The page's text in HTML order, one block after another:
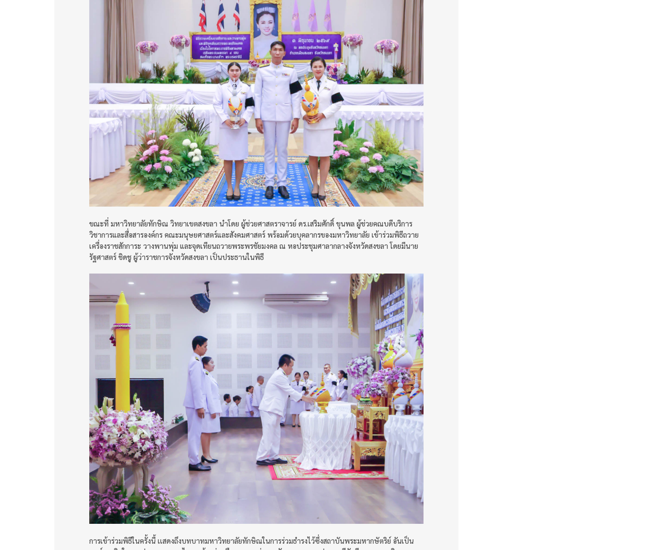
ขณะที่ มหาวิทยาลัยทักษิณ วิทยาเขตสงขลา นำโดย ผู้ช่วยศาสตราจารย์ ดร.เสริมศักดิ์ ขุนพล ผู้ช่วยคณบดีบริการ
วิชาการและสื่อสารองค์กร คณะมนุษยศาสตร์และสังคมศาสตร์ พร้อมด้วยบุคลากรของมหาวิทยาลัย เข้าร่วมพิธีถวาย
เครื่องราชสักการะ วางพานพุ่ม และจุดเทียนถวายพระพรชัยมงคล ณ หอประชุมศาลากลางจังหวัดสงขลา โดยมีนาย
รัฐศาสตร์ ชิดชู ผู้ว่าราชการจังหวัดสงขลา เป็นประธานในพิธี
การเข้าร่วมพิธีในครั้งนี้ เเสดงถึงบทบาทมหาวิทยาลัยทักษิณในการร่วมธำรงไว้ซึ่งสถาบันพระมหากษัตริย์ อันเป็น